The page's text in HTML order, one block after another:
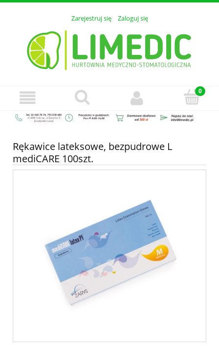
Zarejestruj się Zaloguj się
Rękawice lateksowe, bezpudrowe L
mediCARE 100szt.